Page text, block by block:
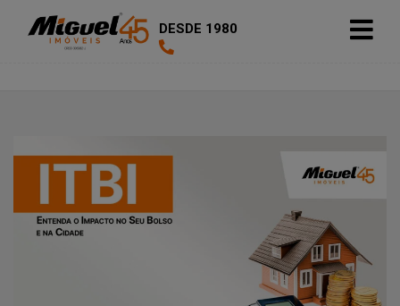
DESDE 1980